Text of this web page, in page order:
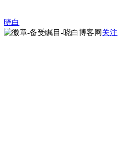
晓白
关注